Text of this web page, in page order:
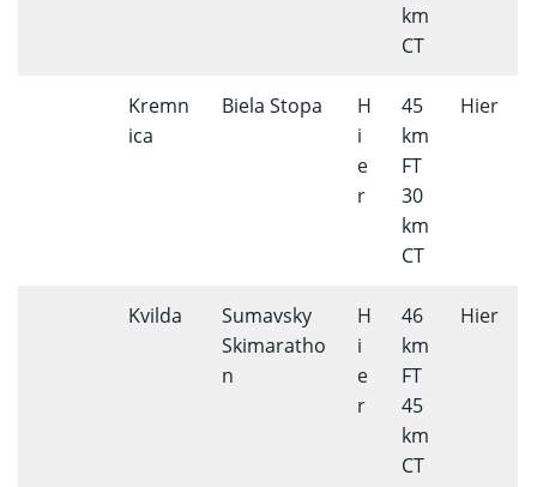
km
CT
Kremn
ica
Biela Stopa
H
i
e
r
45
km
FT
30
km
CT
Hier
Kvilda
Sumavsky
Skimaratho
n
H
i
e
r
46
km
FT
45
km
CT
Hier